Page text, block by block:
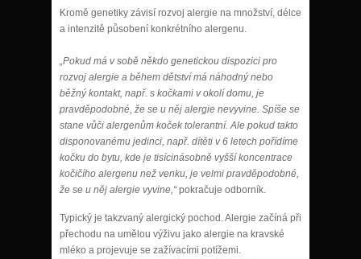
Kromě genetiky závisí rozvoj alergie na množství, délce
a intenzitě působení konkrétního alergenu.
„Pokud má v sobě někdo genetickou dispozici pro
rozvoj alergie a během dětství má náhodný nebo
běžný kontakt, např. s kočkami v okolí domu, je
pravděpodobné, že se u něj alergie nevyvine. Spíše se
stane vůči alergenům koček tolerantní. Ale pokud takto
disponovanému jedinci, např. dítěti v 6 letech pořídíme
kočku do bytu, kde je tisícinásobně vyšší koncentrace
kočičího alergenu než venku, je velmi pravděpodobné,
že se u něj alergie vyvine,“pokračuje odborník.
Typický je takzvaný alergický pochod. Alergie začíná při
přechodu na umělou výživu jako alergie na kravské
mléko a projevuje se zažívacími potížemi.